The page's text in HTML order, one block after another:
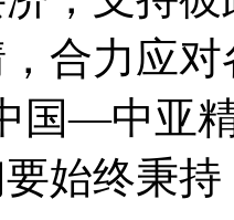
合力应
国—中亚
始终秉